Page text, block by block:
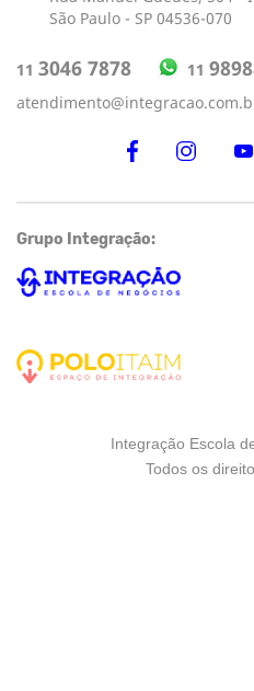
São Paulo - SP 04536-070
11 3046 7878 11
Grupo Integração:
Integração Escola
Todos os